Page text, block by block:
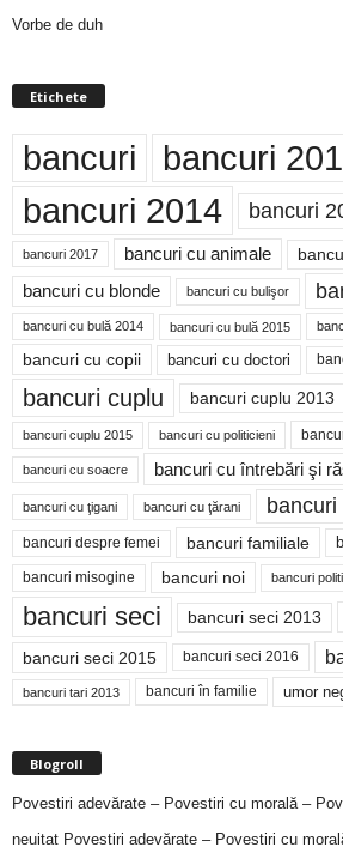
Vorbe de duh
Etichete
bancuri bancuri
bancuri 2014 bancuri
bancuri 2017 bancuri cu animale
bancuri cu blonde bancuri cu bulişor
bancuri cu bulă 2014 bancuri cu bulă 2015
bancuri cu copii bancuri cu doctori
bancuri cuplu bancuri cuplu 2013
bancuri cuplu 2015 bancuri cu politicieni
bancuri cu soacre bancuri cu întrebări şi
bancuri cu ţigani bancuri cu ţărani
bancuri despre femei bancuri familiale
bancuri misogine bancuri noi bancuri
bancuri seci bancuri seci 2013
bancuri seci 2015 bancuri seci 2016
bancuri tari 2013 bancuri în familie umor
Blogroll
Povestiri adevărate – Povestiri cu morală –
neuitat Povestiri adevărate – Povestiri cu